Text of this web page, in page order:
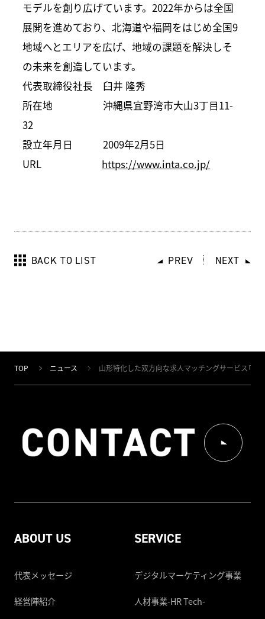
モデルを創り広げています。2022年からは全国
展開を進めており、北海道や福岡をはじめ全国9
地域へとエリアを広げ、地域の課題を解決しそ
の未来を創造しています。
代表取締役社長 臼井 隆秀
所在地 沖縄県宜野湾市大山3丁目11-
32
設立年月日 2009年2月5日
URL https://www.inta.co.jp/
BACK TO LIST PREV NEXT
TOP ニュース 山形特化した双方向な求人マッチングサービス「
ABOUT US
代表メッセージ
経営陣紹介
SERVICE
デジタルマーケティング事業
人材事業-HR Tech-